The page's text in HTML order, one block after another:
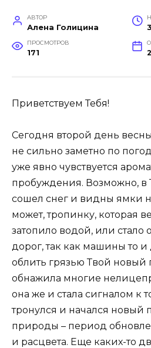
АВТОР
Алена Голицина
ПРОСМОТРОВ
171
Приветствуем Тебя!
Сегодня второй день
не сильно заметно по
уже явно чувствуется
пробуждения. Возможно, в
сошел снег и видны ямки
может, тропинку, которая
затопило водой, или стало
дорог, так как машины то и
облить грязью Твой новый
обнажила многие
она же и стала сигналом к
тронулся и начался новый
природы – период
и расцвета. Еще каких-то